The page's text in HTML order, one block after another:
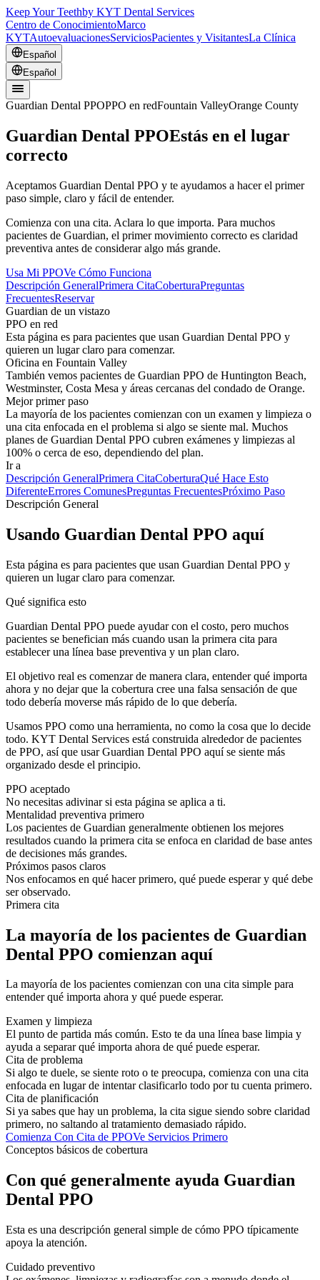
Keep Your Teethby KYT Dental Services
Centro de ConocimientoMarco
KYTAutoevaluacionesServiciosPacientes y VisitantesLa Clínica
Español
Español
Guardian Dental PPOPPO en redFountain ValleyOrange County
Guardian Dental PPOEstás en el lugar
correcto
Aceptamos Guardian Dental PPO y te ayudamos a hacer el primer
paso simple, claro y fácil de entender.
Comienza con una cita. Aclara lo que importa. Para muchos
pacientes de Guardian, el primer movimiento correcto es claridad
preventiva antes de considerar algo más grande.
Usa Mi PPOVe Cómo Funciona
Descripción GeneralPrimera CitaCoberturaPreguntas
FrecuentesReservar
Guardian de un vistazo
PPO en red
Esta página es para pacientes que usan Guardian Dental PPO y
quieren un lugar claro para comenzar.
Oficina en Fountain Valley
También vemos pacientes de Guardian PPO de Huntington Beach,
Westminster, Costa Mesa y áreas cercanas del condado de Orange.
Mejor primer paso
La mayoría de los pacientes comienzan con un examen y limpieza o
una cita enfocada en el problema si algo se siente mal. Muchos
planes de Guardian Dental PPO cubren exámenes y limpiezas al
100% o cerca de eso, dependiendo del plan.
Ir a
Descripción GeneralPrimera CitaCoberturaQué Hace Esto
DiferenteErrores ComunesPreguntas FrecuentesPróximo Paso
Descripción General
Usando Guardian Dental PPO aquí
Esta página es para pacientes que usan Guardian Dental PPO y
quieren un lugar claro para comenzar.
Qué significa esto
Guardian Dental PPO puede ayudar con el costo, pero muchos
pacientes se benefician más cuando usan la primera cita para
establecer una línea base preventiva y un plan claro.
El objetivo real es comenzar de manera clara, entender qué importa
ahora y no dejar que la cobertura cree una falsa sensación de que
todo debería moverse más rápido de lo que debería.
Usamos PPO como una herramienta, no como la cosa que lo decide
todo. KYT Dental Services está construida alrededor de pacientes
de PPO, así que usar Guardian Dental PPO aquí se siente más
organizado desde el principio.
PPO aceptado
No necesitas adivinar si esta página se aplica a ti.
Mentalidad preventiva primero
Los pacientes de Guardian generalmente obtienen los mejores
resultados cuando la primera cita se enfoca en claridad de base antes
de decisiones más grandes.
Próximos pasos claros
Nos enfocamos en qué hacer primero, qué puede esperar y qué debe
ser observado.
Primera cita
La mayoría de los pacientes de Guardian
Dental PPO comienzan aquí
La mayoría de los pacientes comienzan con una cita simple para
entender qué importa ahora y qué puede esperar.
Examen y limpieza
El punto de partida más común. Esto te da una línea base limpia y
ayuda a separar qué importa ahora de qué puede esperar.
Cita de problema
Si algo te duele, se siente roto o te preocupa, comienza con una cita
enfocada en lugar de intentar clasificarlo todo por tu cuenta primero.
Cita de planificación
Si ya sabes que hay un problema, la cita sigue siendo sobre claridad
primero, no saltando al tratamiento demasiado rápido.
Comienza Con Cita de PPOVe Servicios Primero
Conceptos básicos de cobertura
Con qué generalmente ayuda Guardian
Dental PPO
Esta es una descripción general simple de cómo PPO típicamente
apoya la atención.
Cuidado preventivo